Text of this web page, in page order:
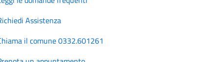
Assistenza
il comune 0332.601261